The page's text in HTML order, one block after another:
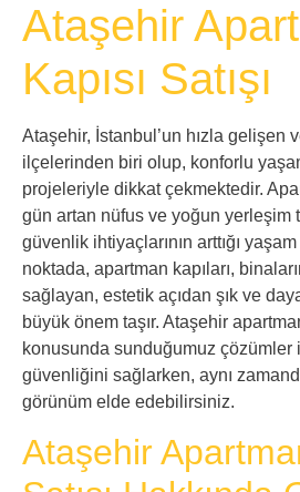
Ataşehir
Kapısı Satışı
Ataşehir, İstanbul’un hızla gelişen
ilçelerinden biri olup, konforlu
projeleriyle dikkat çekmektedir.
gün artan nüfus ve yoğun yerleşim
güvenlik ihtiyaçlarının arttığı yaşam
noktada, apartman kapıları,
sağlayan, estetik açıdan şık ve
büyük önem taşır. Ataşehir apartman
konusunda sunduğumuz çözümler
güvenliğini sağlarken, aynı
görünüm elde edebilirsiniz.
Ataşehir